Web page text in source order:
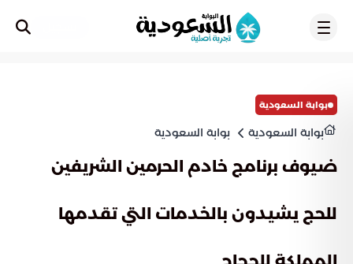
بوابة السعودية
بوابة السعودية بوابة السعودية
ضيوف برنامج خادم الحرمين الشريفين
للحج يشيدون بالخدمات التي تقدمها